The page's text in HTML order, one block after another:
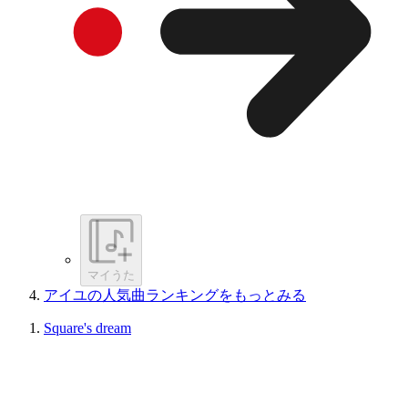
マイうた
アイユの人気曲ランキングをもっとみる
Square's dream